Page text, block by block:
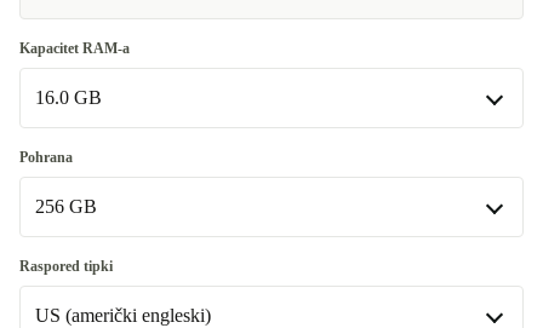
Kapacitet RAM-a
16.0 GB
16.0 GB
Dostupno u drugim kombinacijama
32.0 GB
Pohrana
256 GB
256 GB
Dostupno u drugim kombinacijama
Raspored tipki
US (američki engleski)